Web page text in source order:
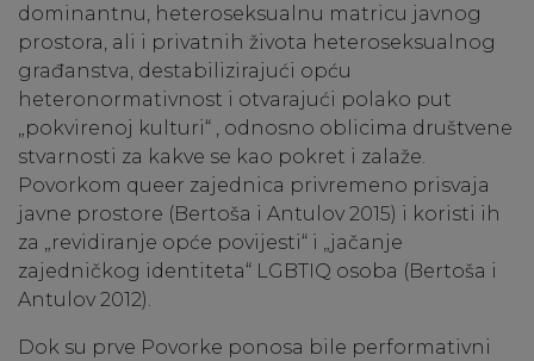
dominantnu, heteroseksualnu matricu javnog
prostora, ali i privatnih života heteroseksualnog
građanstva, destabilizirajući opću
heteronormativnost i otvarajući polako put
„pokvirenoj kulturi“ , odnosno oblicima društvene
stvarnosti za kakve se kao pokret i zalaže.
Povorkom queer zajednica privremeno prisvaja
javne prostore (Bertoša i Antulov 2015) i koristi ih
za „revidiranje opće povijesti“ i „jačanje
zajedničkog identiteta“ LGBTIQ osoba (Bertoša i
Antulov 2012).
Dok su prve Povorke ponosa bile performativni